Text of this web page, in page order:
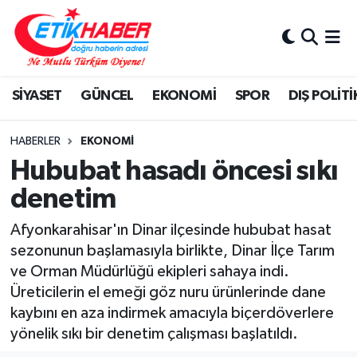
SİYASET GÜNCEL EKONOMİ SPOR DIŞ
HABERLER EKONOMİ
Hububat hasadı öncesi sıkı
denetim
Afyonkarahisar'ın Dinar ilçesinde hububat hasat
sezonunun başlamasıyla birlikte, Dinar İlçe Tarım
ve Orman Müdürlüğü ekipleri sahaya indi.
Üreticilerin el emeği göz nuru ürünlerinde dane
kaybını en aza indirmek amacıyla biçerdöverlere
yönelik sıkı bir denetim çalışması başlatıldı.
BİLİM-TEKNOLOJİ
DIŞ POLİTİKA
DÜNYA
EĞİTİM GENÇLİK
EKONOMİ
KÖŞE YAZILARI
KÜLTÜR-SANAT-MAGAZİN
Nöbetçi Eczaneler
Hava Durumu
İstanbul Namaz Vakitleri
Trafik Durumu
Süper Lig Puan Durumu ve Fikstür
Tüm Manşetler
Son Dakika Haberleri